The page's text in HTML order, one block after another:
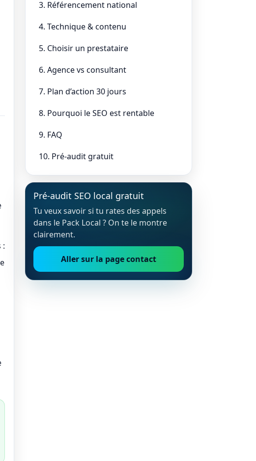
:
3. Référencement national
4. Technique & contenu
5. Choisir un prestataire
6. Agence vs consultant
7. Plan d’action 30 jours
8. Pourquoi le SEO est rentable
9. FAQ
10. Pré-audit gratuit
Pré-audit SEO local gratuit
Tu veux savoir si tu rates des appels
dans le Pack Local ? On te le montre
clairement.
Aller sur la page contact